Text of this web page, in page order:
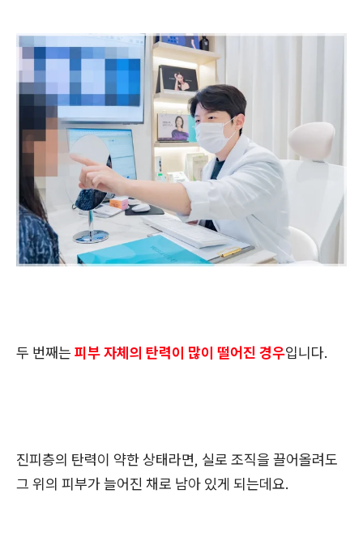
두 번째는 피부 자체의 탄력이 많이 떨어진 경우입니다.
진피층의 탄력이 약한 상태라면, 실로 조직을 끌어올려도
그 위의 피부가 늘어진 채로 남아 있게 되는데요.